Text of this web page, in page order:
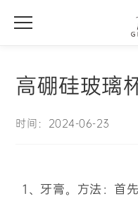
高硼硅玻璃
时间：2024-06-23
1、牙膏。方法：首